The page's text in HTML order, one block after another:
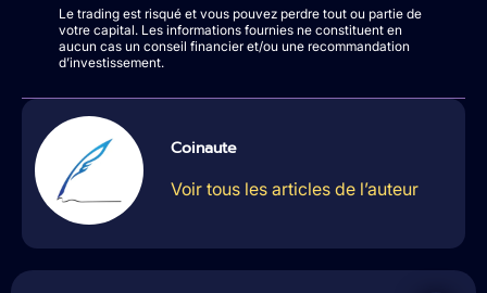
Le trading est risqué et vous pouvez perdre tout ou partie de
votre capital. Les informations fournies ne constituent en
aucun cas un conseil financier et/ou une recommandation
d’investissement.
Coinaute
Voir tous les articles de l’auteur